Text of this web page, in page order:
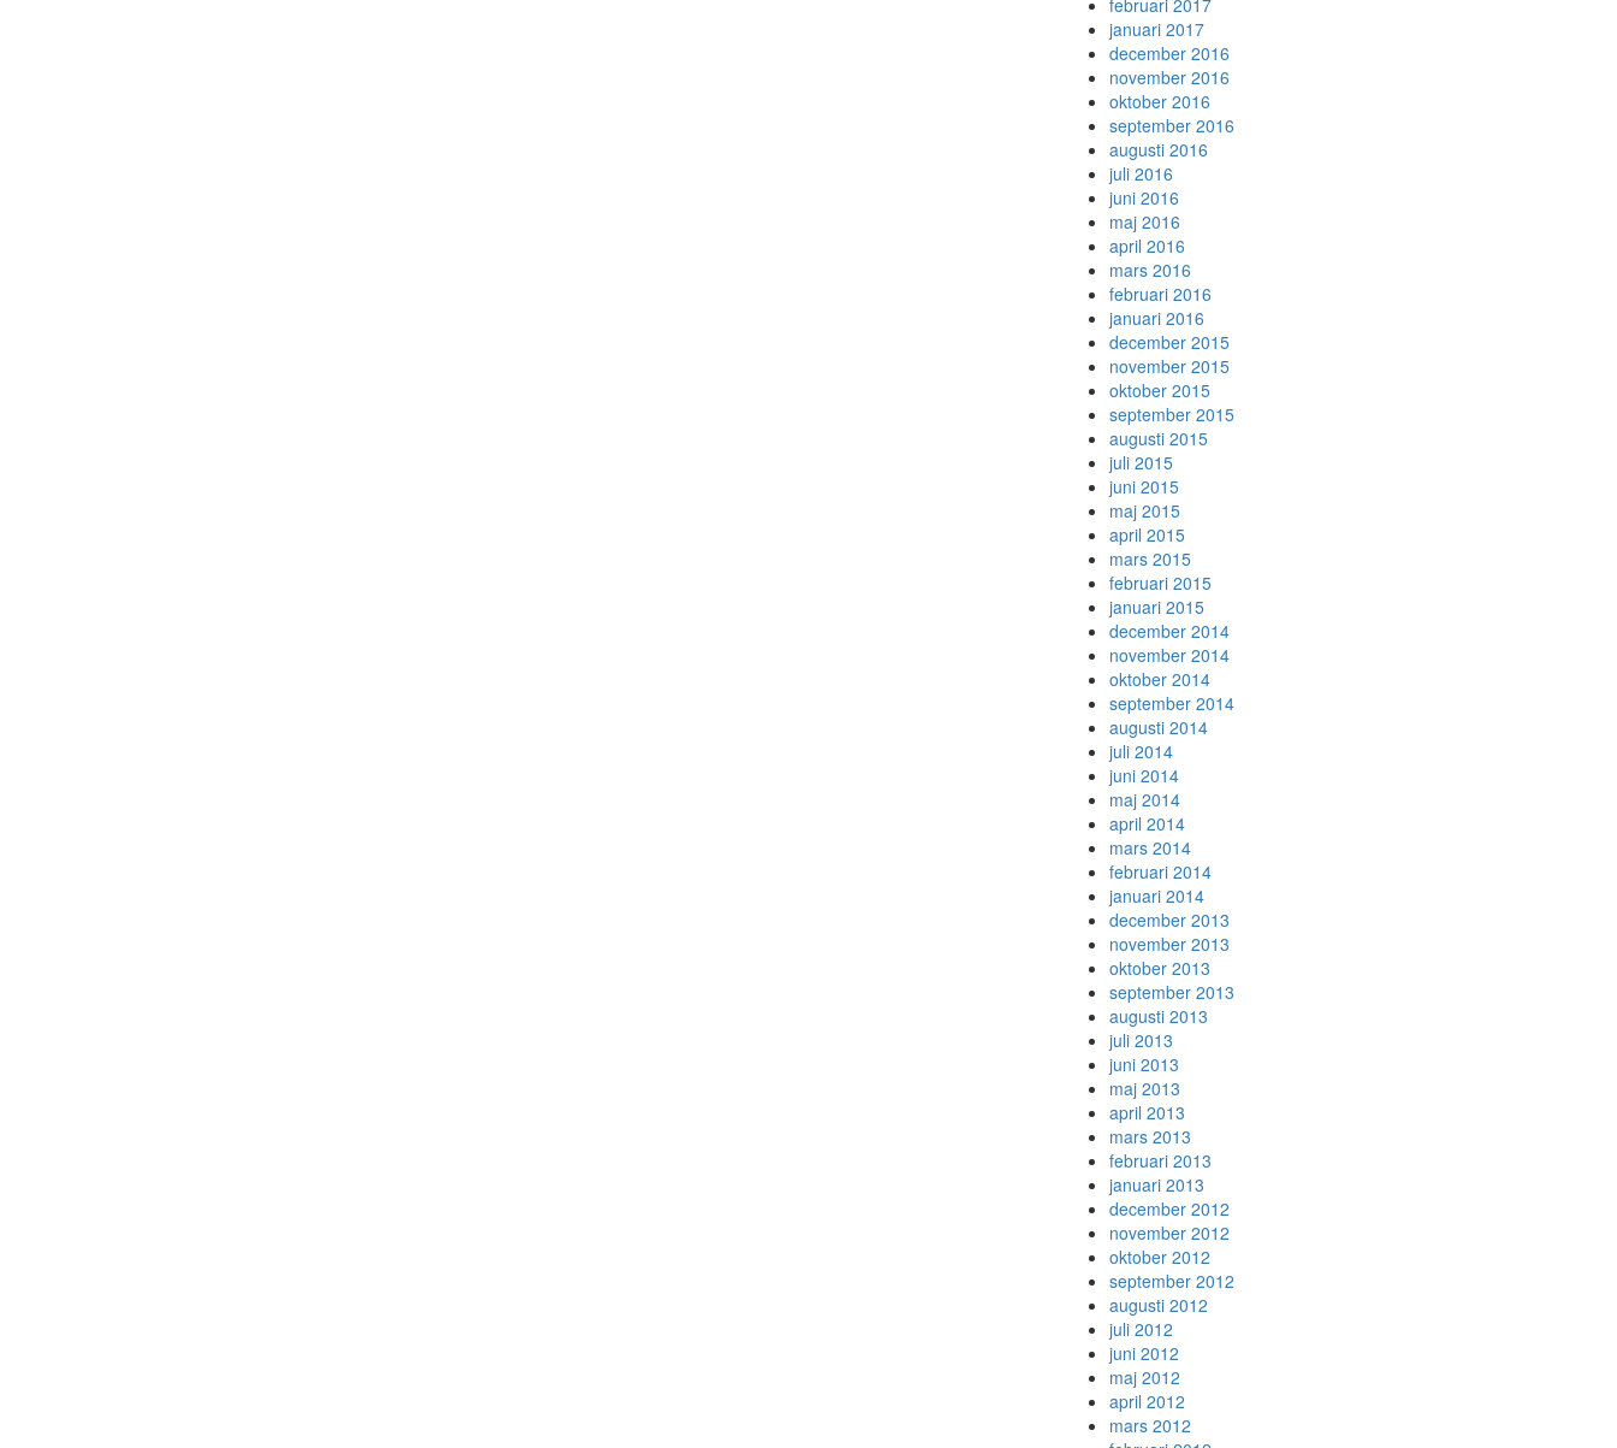
februari 2017
januari 2017
december 2016
november 2016
oktober 2016
september 2016
augusti 2016
juli 2016
juni 2016
maj 2016
april 2016
mars 2016
februari 2016
januari 2016
december 2015
november 2015
oktober 2015
september 2015
augusti 2015
juli 2015
juni 2015
maj 2015
april 2015
mars 2015
februari 2015
januari 2015
december 2014
november 2014
oktober 2014
september 2014
augusti 2014
juli 2014
juni 2014
maj 2014
april 2014
mars 2014
februari 2014
januari 2014
december 2013
november 2013
oktober 2013
september 2013
augusti 2013
juli 2013
juni 2013
maj 2013
april 2013
mars 2013
februari 2013
januari 2013
december 2012
november 2012
oktober 2012
september 2012
augusti 2012
juli 2012
juni 2012
maj 2012
april 2012
mars 2012